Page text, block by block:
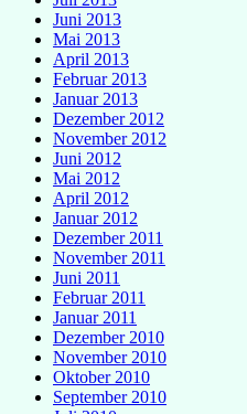
Juni 2013
Mai 2013
April 2013
Februar 2013
Januar 2013
Dezember 2012
November 2012
Juni 2012
Mai 2012
April 2012
Januar 2012
Dezember 2011
November 2011
Juni 2011
Februar 2011
Januar 2011
Dezember 2010
November 2010
Oktober 2010
September 2010